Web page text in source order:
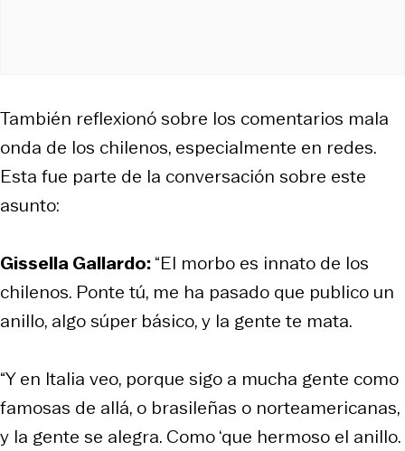
También reflexionó sobre los comentarios mala
onda de los chilenos, especialmente en redes.
Esta fue parte de la conversación sobre este
asunto:
Gissella Gallardo:“El morbo es innato de los
chilenos. Ponte tú, me ha pasado que publico un
anillo, algo súper básico, y la gente te mata.
“Y en Italia veo, porque sigo a mucha gente como
famosas de allá, o brasileñas o norteamericanas,
y la gente se alegra. Como ‘que hermoso el anillo.